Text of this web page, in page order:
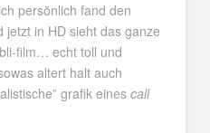
persönlich fand den
in HD sieht das ganze
film… echt toll und
altert halt auch
grafik eines call